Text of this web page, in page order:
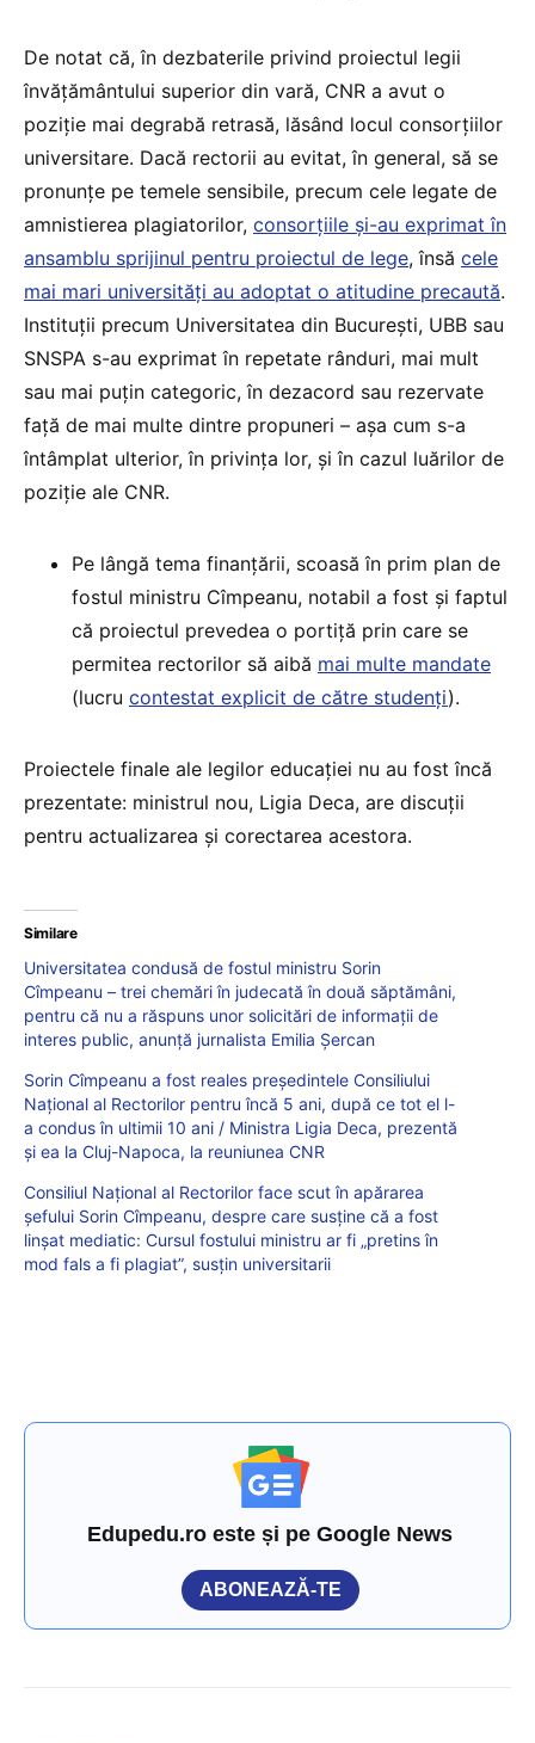
De notat că, în dezbaterile privind proiectul legii
învățământului superior din vară, CNR a avut o
poziție mai degrabă retrasă, lăsând locul consorțiilor
universitare. Dacă rectorii au evitat, în general, să se
pronunțe pe temele sensibile, precum cele legate de
amnistierea plagiatorilor, consorțiile și-au exprimat în
ansamblu sprijinul pentru proiectul de lege, însă cele
mai mari universități au adoptat o atitudine precaută.
Instituții precum Universitatea din București, UBB sau
SNSPA s-au exprimat în repetate rânduri, mai mult
sau mai puțin categoric, în dezacord sau rezervate
față de mai multe dintre propuneri – așa cum s-a
întâmplat ulterior, în privința lor, și în cazul luărilor de
poziție ale CNR.
Pe lângă tema finanțării, scoasă în prim plan de
fostul ministru Cîmpeanu, notabil a fost și faptul
că proiectul prevedea o portiță prin care se
permitea rectorilor să aibă mai multe mandate
(lucru contestat explicit de către studenți).
Proiectele finale ale legilor educației nu au fost încă
prezentate: ministrul nou, Ligia Deca, are discuții
pentru actualizarea și corectarea acestora.
Similare
Universitatea condusă de fostul ministru Sorin
Cîmpeanu – trei chemări în judecată în două săptămâni,
pentru că nu a răspuns unor solicitări de informații de
interes public, anunță jurnalista Emilia Șercan
Sorin Cîmpeanu a fost reales președintele Consiliului
Național al Rectorilor pentru încă 5 ani, după ce tot el l-
a condus în ultimii 10 ani / Ministra Ligia Deca, prezentă
și ea la Cluj-Napoca, la reuniunea CNR
Consiliul Național al Rectorilor face scut în apărarea
șefului Sorin Cîmpeanu, despre care susține că a fost
linșat mediatic: Cursul fostului ministru ar fi „pretins în
mod fals a fi plagiat”, susțin universitarii
Edupedu.ro este și pe Google News
ABONEAZĂ-TE